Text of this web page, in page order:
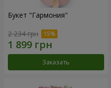
Букет "Гармония"
2 234 грн
Заказать